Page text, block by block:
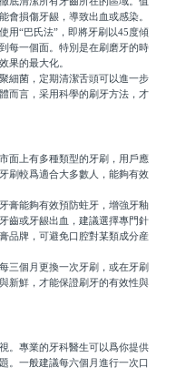
會損傷牙龈，導致出血或感染。
“巴氏法”，即將牙刷以45度傾
每一個面。特別是在刷磨牙的時
果的最大化。
菌，定期清潔舌頭可以進一步
而言，采用科學的刷牙方法，才
上有多種類型的牙刷，用戶應
刷較爲適合大多數人，能夠有效
能夠有效預防蛀牙，增強牙釉
齒或牙龈出血，建議選擇專門針
品牌，可避免口腔對某類成分産
個月更換一次牙刷，或在牙刷
新鮮，才能保證刷牙的有效性與
專業的牙科醫生可以爲你提供
。一般建議每六個月進行一次口